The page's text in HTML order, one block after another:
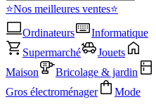
⭐Nos meilleures ventes⭐
Ordinateurs
Informatique
Supermarché
Jouets
Maison
Bricolage & jardin
Gros électroménager
Mode